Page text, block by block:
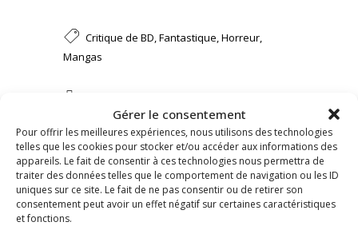
Gérer le consentement
Pour offrir les meilleures expériences, nous utilisons des technologies
telles que les cookies pour stocker et/ou accéder aux informations des
appareils. Le fait de consentir à ces technologies nous permettra de
traiter des données telles que le comportement de navigation ou les ID
uniques sur ce site. Le fait de ne pas consentir ou de retirer son
consentement peut avoir un effet négatif sur certaines caractéristiques
et fonctions.
Critique de BD,Fantastique,Horreur,
Mangas
LIRE L’ARTICLE